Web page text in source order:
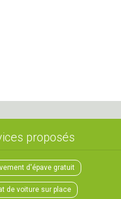
proposés
d'épave gratuit
de voiture sur place